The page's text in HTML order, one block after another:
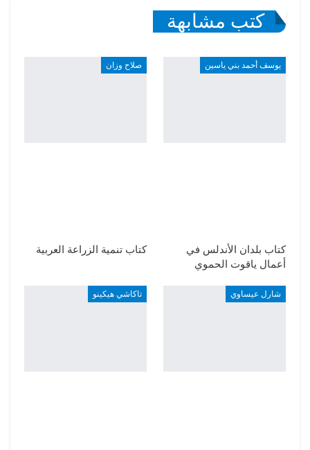
كتب مشابهة
يوسف أحمد بني ياسين
كتاب بلدان الأندلس في
أعمال ياقوت الحموي
صلاح وزان
كتاب تنمية الزراعة العربية
شارل عيساوي تاكاشي هيكينو